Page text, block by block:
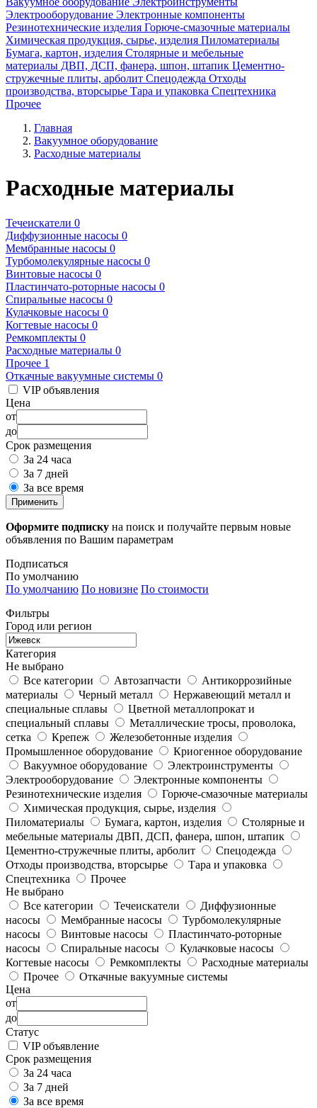
Электрооборудование Электронные компоненты
Резинотехнические изделия Горюче-смазочные материалы
Химическая продукция, сырье, изделия Пиломатериалы
Бумага, картон, изделия Столярные и мебельные
материалы ДВП, ДСП, фанера, шпон, штапик Цементно-
стружечные плиты, арболит Спецодежда Отходы
производства, вторсырье Тара и упаковка Спецтехника
Прочее
Главная
Вакуумное оборудование
Расходные материалы
Расходные материалы
Течеискатели 0
Диффузионные насосы 0
Мембранные насосы 0
Турбомолекулярные насосы 0
Винтовые насосы 0
Пластинчато-роторные насосы 0
Спиральные насосы 0
Кулачковые насосы 0
Когтевые насосы 0
Ремкомплекты 0
Расходные материалы 0
Прочее 1
Откачные вакуумные системы 0
VIP объявления
Цена
от
до
Срок размещения
За 24 часа
За 7 дней
За все время
Применить
Оформите подписку на поиск и получайте первым новые
объявления по Вашим параметрам
Подписаться
По умолчанию
По умолчанию По новизне По стоимости
Фильтры
Город или регион
Категория
Не выбрано
Все категории
Автозапчасти
Антикоррозийные
материалы
Черный металл
Нержавеющий металл и
специальные сплавы
Цветной металлопрокат и
специальный сплавы
Металлические тросы, проволока,
сетка
Крепеж
Железобетонные изделия
Промышленное оборудование
Криогенное оборудование
Вакуумное оборудование
Электроинструменты
Электрооборудование
Электронные компоненты
Резинотехнические изделия
Горюче-смазочные материалы
Химическая продукция, сырье, изделия
Пиломатериалы
Бумага, картон, изделия
Столярные и
мебельные материалы ДВП, ДСП, фанера, шпон, штапик
Цементно-стружечные плиты, арболит
Спецодежда
Отходы производства, вторсырье
Тара и упаковка
Спецтехника
Прочее
Не выбрано
Все категории
Течеискатели
Диффузионные
насосы
Мембранные насосы
Турбомолекулярные
насосы
Винтовые насосы
Пластинчато-роторные
насосы
Спиральные насосы
Кулачковые насосы
Когтевые насосы
Ремкомплекты
Расходные материалы
Прочее
Откачные вакуумные системы
Цена
от
до
Статус
VIP объявление
Срок размещения
За 24 часа
За 7 дней
За все время